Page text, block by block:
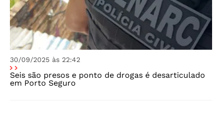
30/09/2025 às 22:42
Seis são presos e ponto de drogas é desarticulado
em Porto Seguro